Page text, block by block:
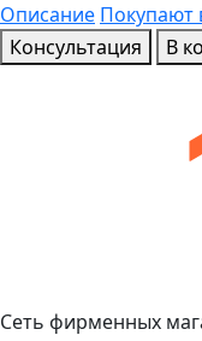
Описание Покупают
Консультация
В
Сеть фирменных